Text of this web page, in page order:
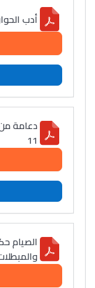
أدب
دعامة من
11
الصيام